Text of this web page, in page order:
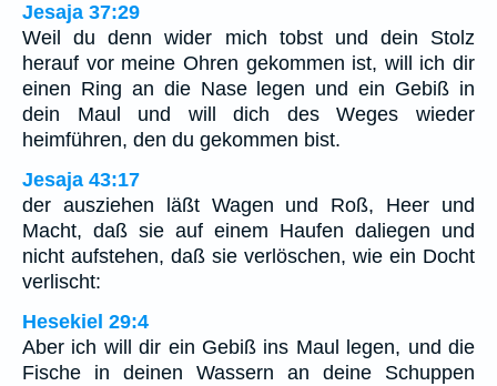
Jesaja 37:29
Weil du denn wider mich tobst und dein Stolz
herauf vor meine Ohren gekommen ist, will ich dir
einen Ring an die Nase legen und ein Gebiß in
dein Maul und will dich des Weges wieder
heimführen, den du gekommen bist.
Jesaja 43:17
der ausziehen läßt Wagen und Roß, Heer und
Macht, daß sie auf einem Haufen daliegen und
nicht aufstehen, daß sie verlöschen, wie ein Docht
verlischt:
Hesekiel 29:4
Aber ich will dir ein Gebiß ins Maul legen, und die
Fische in deinen Wassern an deine Schuppen